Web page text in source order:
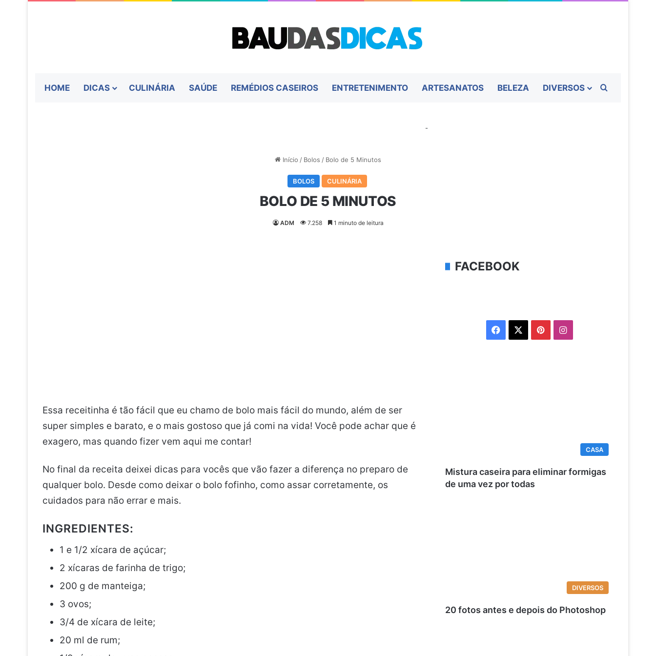
HOME DICAS CULINÁRIA SAÚDE REMÉDIOS CASEIROS ENTRETENIMENTO ARTESANATOS BELEZA DIVERSOS
-
Início / Bolos / Bolo de 5 Minutos
BOLOS CULINÁRIA
BOLO DE 5 MINUTOS
ADM 7.258 1 minuto de leitura
Essa receitinha é tão fácil que eu chamo de bolo mais fácil do mundo, além de ser
super simples e barato, e o mais gostoso que já comi na vida! Você pode achar que é
exagero, mas quando fizer vem aqui me contar!
No final da receita deixei dicas para vocês que vão fazer a diferença no preparo de
qualquer bolo. Desde como deixar o bolo fofinho, como assar corretamente, os
cuidados para não errar e mais.
INGREDIENTES:
1 e 1/2 xícara de açúcar;
2 xícaras de farinha de trigo;
200 g de manteiga;
3 ovos;
3/4 de xícara de leite;
20 ml de rum;
FACEBOOK
Facebook PinterestInstagram
CASA
Mistura caseira para eliminar formigas
de uma vez por todas
DIVERSOS
20 fotos antes e depois do Photoshop